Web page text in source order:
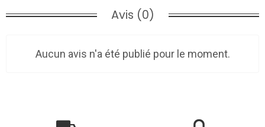
Avis (0)
Aucun avis n'a été publié pour le moment.